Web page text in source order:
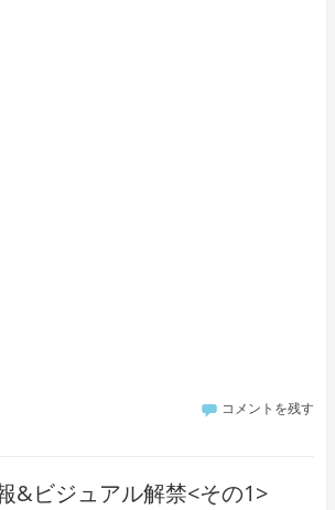
コメントを残す
&ビジュアル解禁<その1>